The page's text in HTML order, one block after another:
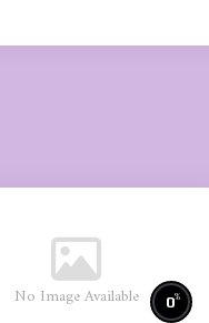
No Image Available 0%